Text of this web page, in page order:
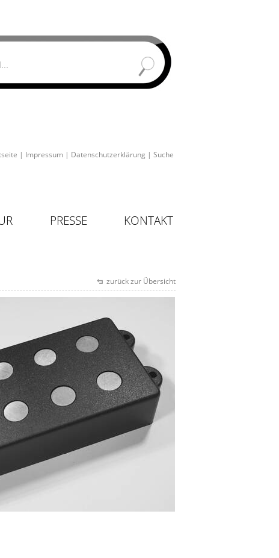
| Impressum | Datenschutzerklärung | Suche
PRESSE KONTAKT
zurück zur Übersicht